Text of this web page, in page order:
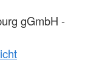
gGmbH -